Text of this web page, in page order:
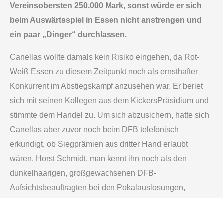
Vereinsobersten 250.000 Mark, sonst würde er sich
beim Auswärtsspiel in Essen nicht anstrengen und
ein paar „Dinger“ durchlassen.
Canellas wollte damals kein Risiko eingehen, da Rot­
Weiß Essen zu diesem Zeitpunkt noch als ernsthafter
Konkurrent im Abstiegskampf anzusehen war. Er beriet
sich mit seinen Kollegen aus dem Kickers­Präsidium und
stimmte dem Handel zu. Um sich abzusichern, hatte sich
Canellas aber zuvor noch beim DFB telefonisch
erkundigt, ob Siegprämien aus dritter Hand erlaubt
wären. Horst Schmidt, man kennt ihn noch als den
dunkelhaarigen, großgewachsenen DFB-
Aufsichtsbeauftragten bei den Pokalauslosungen,